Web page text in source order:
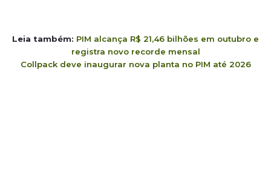
Leia também: PIM alcança R$ 21,46 bilhões em outubro e
registra novo recorde mensal
Collpack deve inaugurar nova planta no PIM até 2026